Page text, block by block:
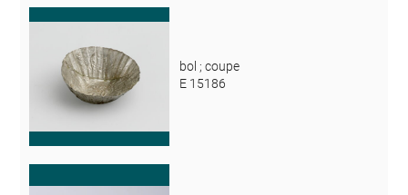
bol ; coupe
E 15186